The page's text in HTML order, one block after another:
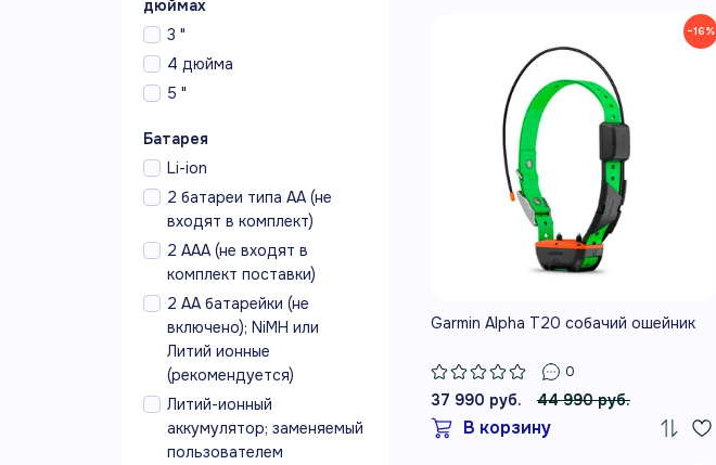
дюймах
3 "
4 дюйма
5 "
Батарея
Li-ion
2 батареи типа AA (не
входят в комплект)
2 AAA (не входят в
комплект поставки)
2 AA батарейки (не
включено); NiMH или
Литий ионные
(рекомендуется)
Литий-ионный
аккумулятор; заменяемый
пользователем
−16%
Garmin Alpha T20 собачий ошейник
0
37 990 руб. 44 990 руб.
В корзину